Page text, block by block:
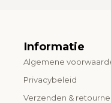
Informatie
Algemene
Privacybeleid
Verzenden &